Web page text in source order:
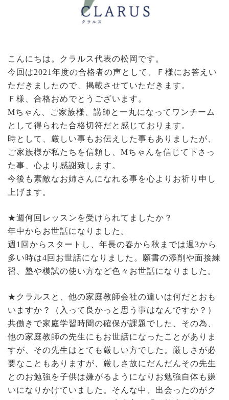
こんにちは。クラルス代表の松岡です。
今回は2021年度の合格者の声として、Ｆ様にお答えい
ただきましたので、掲載させていただきます。
Ｆ様、合格おめでとうございます。
Mちゃん、ご家族様、講師と一丸になってワンチーム
として得られた合格切符だと感じております。
時として、厳しい事もお伝えした事もありましたが、
ご家族様が私たちを信頼し、Mちゃんを信じて下さっ
た事、心より感謝致します。
今後も素敵なお姉さんになれる事を心よりお祈り申し
上げます。
★週何回レッスンを受けられてましたか？
年中からお世話になりました。
週1回からスタートし、年長の春から秋までは週3から
多い時は4回お世話になりました。願書の添削や面接練
習、塾や模試の使い方など色々お世話になりました。
★クラルスと、他の家庭教師会社の違いは何だとおも
いますか？（入って良かっと思う事はなんですか？）
共働きで家庭学習時間の確保が課題でした、その為、
他の家庭教師の先生にもお世話になったことがありま
すが、その先生はとても厳しい方でした。厳しさが必
要なこともありますが、厳しさ故にだんだんその先生
とのお勉強を子供は嫌がるようになりお勉強自体も嫌
いになりかけていました。そんな中、出会ったのがク